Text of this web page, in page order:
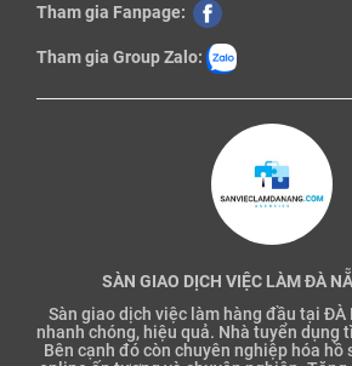
Tham gia Fanpage:
Tham gia Group Zalo:
SÀN GIAO DỊCH VIỆC LÀM ĐÀ
Sàn giao dịch việc làm hàng đầu tại ĐÀ
nhanh chóng, hiệu quả. Nhà tuyển dụng
Bên cạnh đó còn chuyên nghiệp hóa hồ